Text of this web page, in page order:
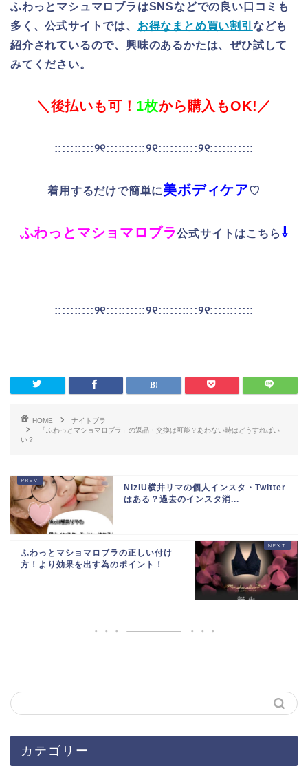
ふわっとマシュマロブラはSNSなどでの良い口コミも
多く、公式サイトでは、 お得なまとめ買い割引 なども
紹介されているので、興味のあるかたは、ぜひ試して
みてください。
＼後払いも可！ 1枚から購入もOK!／
::::::::::୨୧::::::::::୨୧::::::::::୨୧:::::::::::
着用するだけで簡単に美ボディケア♡
ふわっとマショマロブラ公式サイトはこちら ⇩
::::::::::୨୧::::::::::୨୧::::::::::୨୧:::::::::::
HOME
ナイトブラ
「ふわっとマショマロブラ」の返品・交換は可能？あわない時はどうすればい
い？
NiziU横井リマの個人インスタ・Twitter
はある？過去のインスタ消...
ふわっとマショマロブラの正しい付け
方！より効果を出す為のポイント！
カテゴリー